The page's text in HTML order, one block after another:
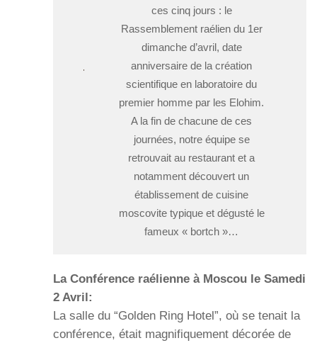
ces cinq jours : le
Rassemblement raélien du 1er
dimanche d’avril, date
anniversaire de la création
scientifique en laboratoire du
premier homme par les Elohim.
A la fin de chacune de ces
journées, notre équipe se
retrouvait au restaurant et a
notamment découvert un
établissement de cuisine
moscovite typique et dégusté le
fameux « bortch »…
La Conférence raélienne à Moscou le Samedi
2 Avril:
La salle du “Golden Ring Hotel”, où se tenait la
conférence, était magnifiquement décorée de